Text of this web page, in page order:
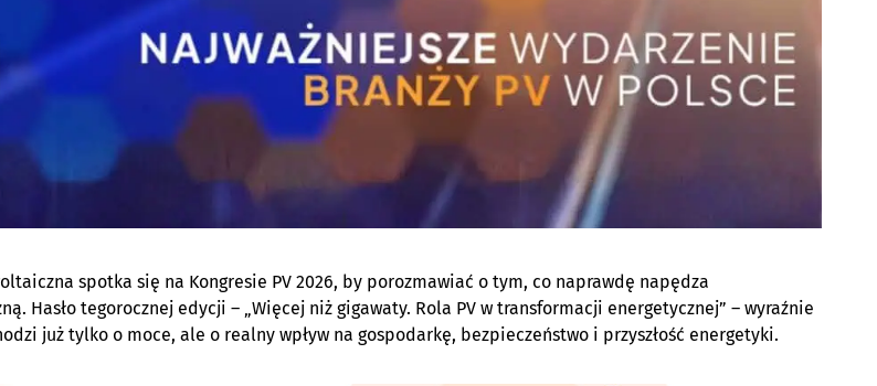
spotka się na Kongresie PV 2026, by porozmawiać o tym, co naprawdę napędza
Hasło tegorocznej edycji – „Więcej niż gigawaty. Rola PV w transformacji energetycznej” – wyraźnie
już tylko o moce, ale o realny wpływ na gospodarkę, bezpieczeństwo i przyszłość energetyki.